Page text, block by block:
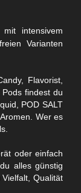
intensivem
Varianten
Flavorist,
findest du
POD SALT
Wer es
oder einfach
alles günstig
Qualität